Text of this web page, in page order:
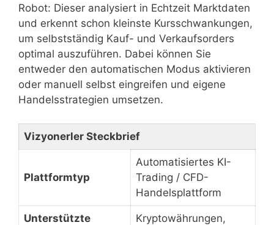
Robot: Dieser analysiert in Echtzeit Marktdaten
und erkennt schon kleinste Kursschwankungen,
um selbstständig Kauf- und Verkaufsorders
optimal auszuführen. Dabei können Sie
entweder den automatischen Modus aktivieren
oder manuell selbst eingreifen und eigene
Handelsstrategien umsetzen.
Vizyonerler Steckbrief
Plattformtyp
Automatisiertes KI-
Trading / CFD-
Handelsplattform
Unterstützte
Kryptowährungen,